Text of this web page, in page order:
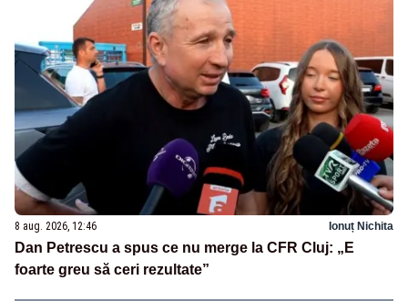
8 aug. 2026, 12:46 Ionuț Nichita
Dan Petrescu a spus ce nu merge la CFR Cluj: „E
foarte greu să ceri rezultate”